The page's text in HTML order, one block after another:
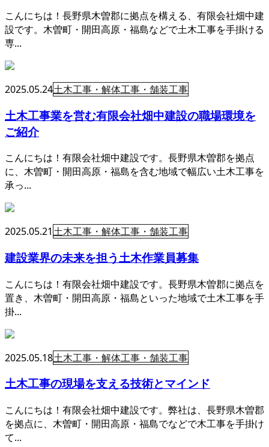
こんにちは！長野県木曽郡に拠点を構える、有限会社畑中建
設です。木曽町・開田高原・福島などで土木工事を手掛ける
専...
2025.05.24土木工事・解体工事・舗装工事
土木工事業を営む有限会社畑中建設の職場環境を
ご紹介
こんにちは！有限会社畑中建設です。長野県木曽郡を拠点
に、木曽町・開田高原・福島を含む地域で幅広い土木工事を
承っ...
2025.05.21土木工事・解体工事・舗装工事
建設業界の未来を担う土木作業員募集
こんにちは！有限会社畑中建設です。長野県木曽郡に拠点を
置き、木曽町・開田高原・福島といった地域で土木工事を手
掛...
2025.05.18土木工事・解体工事・舗装工事
土木工事の現場を支える技術とマインド
こんにちは！有限会社畑中建設です。弊社は、長野県木曽郡
を拠点に、木曽町・開田高原・福島でなどで木工事を手掛け
て...